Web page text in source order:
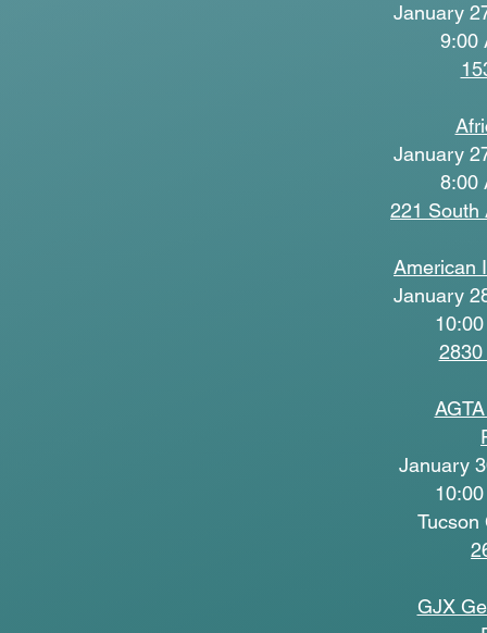
January
9:00
January
8:00
221 South
American
January
2830
January
Tucson
GJX